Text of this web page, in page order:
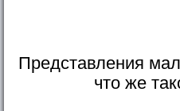
Представления
что же